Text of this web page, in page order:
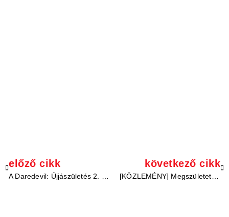
előző cikk következő cikk